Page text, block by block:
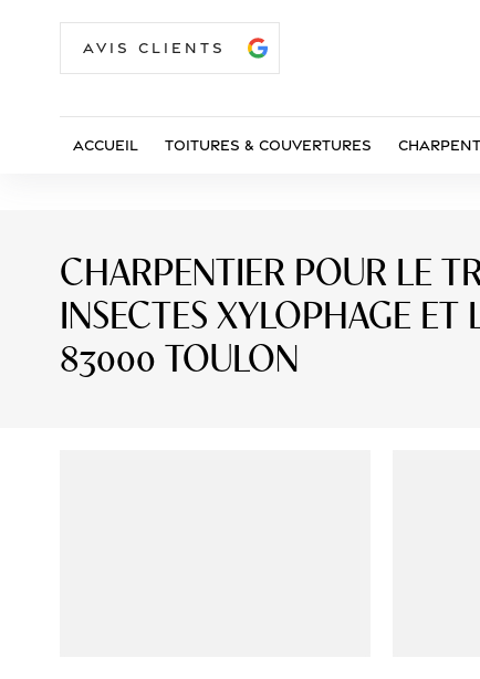
AVIS CLIENTS
Accueil Toitures & Couvertures
CHARPENTIER POUR LE
INSECTES XYLOPHAGE
83000 TOULON